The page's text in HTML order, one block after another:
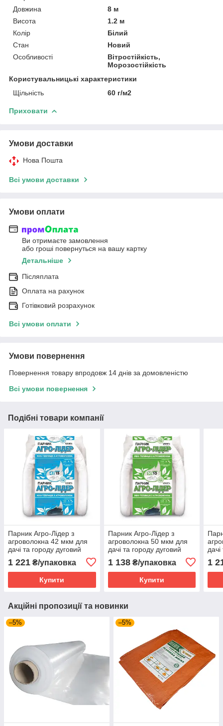
Довжина
8 м
Висота
1.2 м
Колір
Білий
Стан
Новий
Особливості
Вітростійкість,
Морозостійкість
Користувальницькі характеристики
Щільність
60 г/м2
Приховати
Умови доставки
Нова Пошта
Всі умови доставки
Умови оплати
Ви отримаєте замовлення
або гроші повернуться на вашу картку
Детальніше
Післяплата
Оплата на рахунок
Готівковий розрахунок
Всі умови оплати
Умови повернення
Повернення товару впродовж 14 днів за домовленістю
Всі умови повернення
Подібні товари компанії
Парник Агро-Лідер з
агроволокна 42 мкм для
дачі та городу дуговий
1 221 ₴/упаковка
Купити
Парник Агро-Лідер з
агроволокна 50 мкм для
дачі та городу дуговий
1 138₴/упаковка
Купити
1
Акційні пропозиції та новинки
–5% –5%